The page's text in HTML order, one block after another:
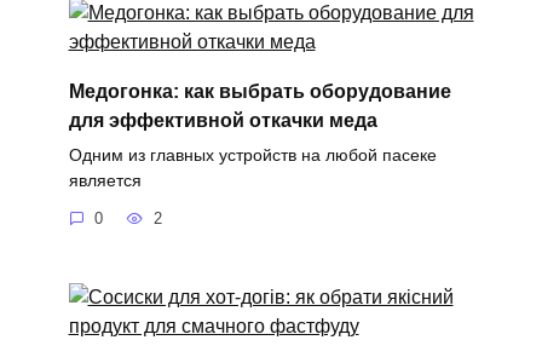
Медогонка: как выбрать оборудование
для эффективной откачки меда
Одним из главных устройств на любой пасеке
является
0 2